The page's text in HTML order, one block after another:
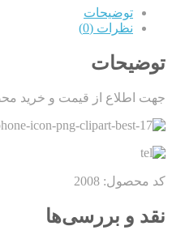
توضیحات
نظرات (0)
توضیحات
جهت اطلاع از قیمت و خرید
کد محصول: 2008
نقد و بررسی‌ها